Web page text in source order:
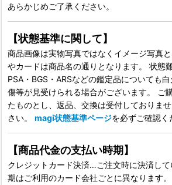
あらかじめご了承ください。
【状態基準に関して】
商品画像は実物写真ではなくイメージ写真
やカードは商品名の通りとなります。 状態
PSA・BGS・ARSなどの鑑定品についても
傷等が見受けられる場合がございます。 ご
たものとし、返品、交換は受付しておりま
さい。 magi状態基準ページを必ずご確認く
【商品代金の支払い時期】
クレジットカード決済…ご注文時に決済し
期はご利用のカード会社ごとに異なります。